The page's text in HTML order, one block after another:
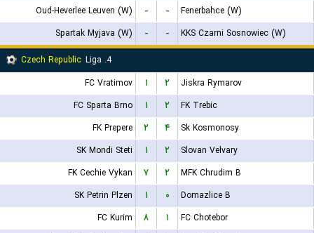
Oud-Heverlee Leuven (W)
- -
Fenerbahce (W)
Spartak Myjava (W)
- -
KKS Czarni Sosnowiec (W)
Czech Republic
4. Liga
FC Vratimov
۱ ۲
Jiskra Rymarov
FC Sparta Brno
۱ ۲
FK Trebic
FK Prepere
۲ ۴
Sk Kosmonosy
SK Mondi Steti
۱ ۲
Slovan Velvary
FK Cechie Vykan
۷ ۲
MFK Chrudim B
SK Petrin Plzen
۱ ۰
Domazlice B
FC Kurim
۸ ۱
FC Chotebor